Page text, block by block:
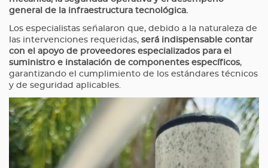
general de la infraestructura tecnológica.
Los especialistas señalaron que, debido a la naturaleza de
las intervenciones requeridas, será indispensable contar
con el apoyo de proveedores especializados para el
suministro e instalación de componentes específicos,
garantizando el cumplimiento de los estándares técnicos
y de seguridad aplicables.